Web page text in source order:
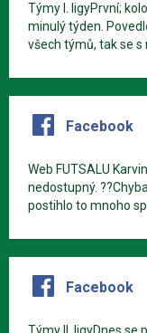
Týmy I. ligyPrvní;
minulý týden.
všech týmů, tak se s
Facebook
Web FUTSALU
nedostupný.
postihlo to mnoho
Facebook